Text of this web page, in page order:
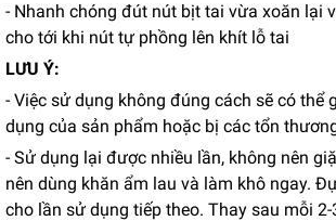
- Nhanh chóng đút nút bịt tai vừa xoăn lại
cho tới khi nút tự phồng lên khít lỗ tai
LƯU Ý:
- Việc sử dụng không đúng cách sẽ có thể
dụng của sản phẩm hoặc bị các tổn
- Sử dụng lại được nhiều lần, không nên
nên dùng khăn ẩm lau và làm khô ngay.
cho lần sử dụng tiếp theo. Thay sau mỗi